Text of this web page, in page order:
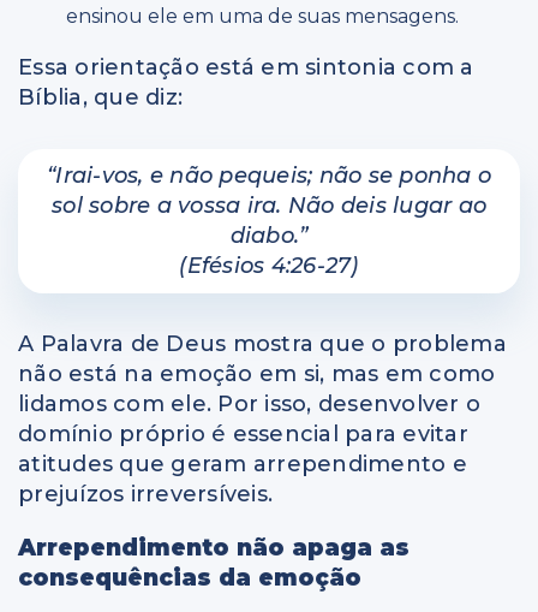
ensinou ele em uma de suas mensagens.
Essa orientação está em sintonia com a
Bíblia, que diz:
“Irai-vos, e não pequeis; não se ponha o
sol sobre a vossa ira. Não deis lugar ao
diabo.”
(Efésios 4:26-27)
A Palavra de Deus mostra que o problema
não está na emoção em si, mas em como
lidamos com ele. Por isso, desenvolver o
domínio próprio é essencial para evitar
atitudes que geram arrependimento e
prejuízos irreversíveis.
Arrependimento não apaga as
consequências da emoção